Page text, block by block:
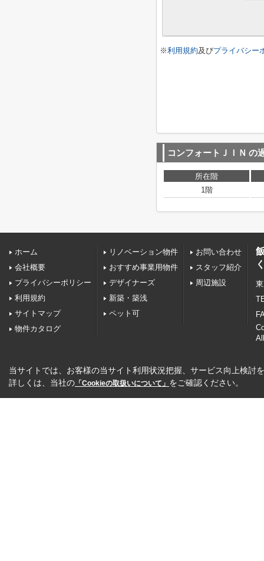
※利用規約及びプライバシー
コンフォートＪＩＮ の
所在階
1階
ホーム
会社概要
プライバシーポリシー
利用規約
サイトマップ
物件カタログ
リノベーション物件
おすすめ事業用物件
デザイナーズ
新築・築浅
ペット可
お問い合わせ
スタッフ紹介
周辺施設
当サイトでは、お客様の当サイト利用状況把握、サービス向上検討
詳しくは、当社の 「Cookieの取扱いについて」 をご確認ください。